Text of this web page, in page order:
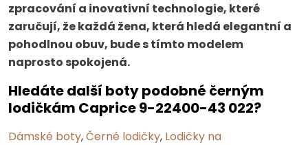
zpracování a inovativní technologie, které
zaručují, že každá žena, která hledá elegantní a
pohodlnou obuv, bude s tímto modelem
naprosto spokojená.
Hledáte další boty podobné černým
lodičkám Caprice 9-22400-43 022?
Dámské boty,Černé lodičky, Lodičky na